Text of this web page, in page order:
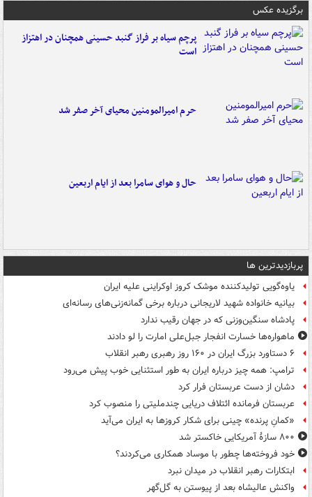
برگزیده عکس
پرچم سیاه بر فراز گنبد حسینی همچنان در اهتزاز
است
حرم امیرالمومنین محیای آخر صفر شد
حال و هوای سامرا بعد از ایام اربعین
پربازدیدترین ها
یاوه‌گویی تولیدکننده موشک کروز اوکراینی علیه ایران
بیانیه خانواده شهید لاریجانی درباره برخی گمانه‌زنی‌های رسانه‌ای
پادشاه سنگین‌وزنی که در جهان رقیب ندارد
ماهواره‌ها خسارت انفجار جبل‌علی امارت را لو دادند
۶ دستاورد بزرگ ایران در ۱۶۰ روز رهبری رهبر انقلاب
ترامپ: همه چیز درباره ایران به طور استثنایی خوب پیش می‌رود
دشان از دست عربستان فرار کرد
عربستان فرمانده ائتلاف دریایی چندملیتی را منصوب کرد
«کمانِ پرنده» چینی برای شکار کروزها به ایران می‌آید
۸۰۰ سازۀ آمریکایی خاکستر شد
خود فروخته‌ها چطور با موساد همکاری می‌کردند؟
ابتکارات رهبر انقلاب در میدان نبرد
واکنش عالیشاه بعد از پیوستن به گل‌گهر